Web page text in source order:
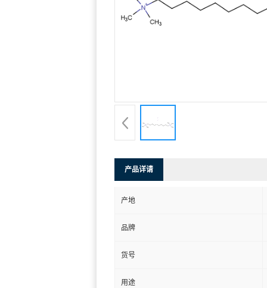
产品详请
产地
品牌
货号
用途